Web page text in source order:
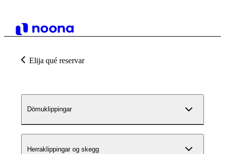
Elija qué reservar
Dömuklippingar
Herraklippingar og skegg